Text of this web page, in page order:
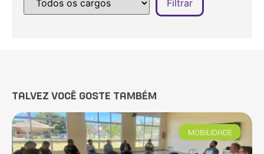
TALVEZ VOCÊ GOSTE TAMBÉM
MOBILIDADE